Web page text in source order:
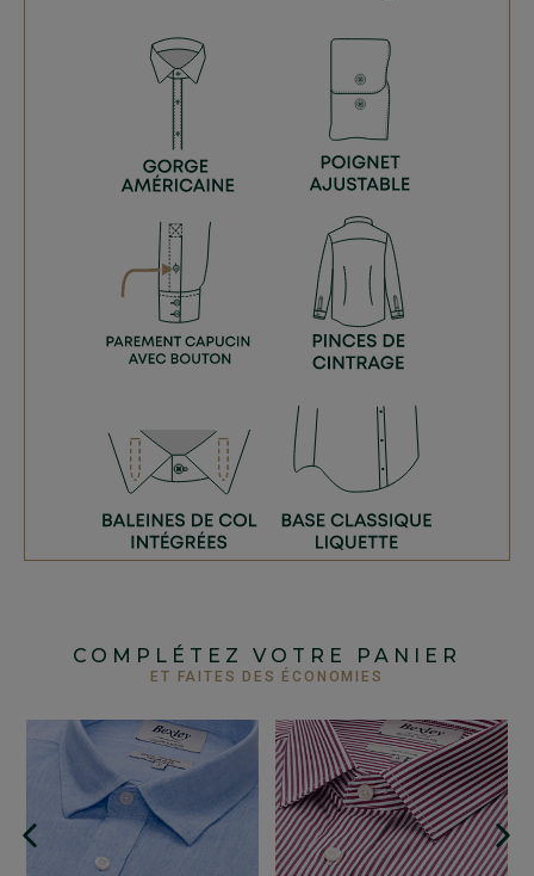
COMPLÉTEZ VOTRE PANIER
ET FAITES DES ÉCONOMIES